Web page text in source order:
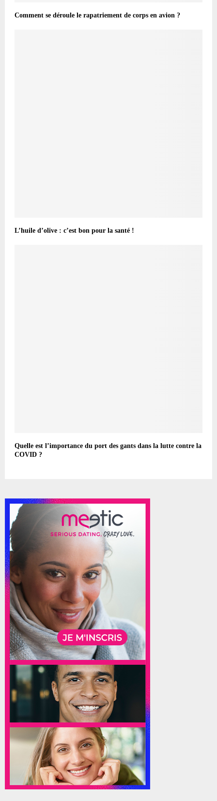
Comment se déroule le rapatriement de corps en avion ?
L’huile d’olive : c’est bon pour la santé !
Quelle est l’importance du port des gants dans la lutte contre la
COVID ?